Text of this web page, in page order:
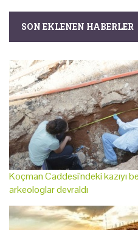
SON EKLENEN HABERLER
Koçman Caddesi'ndeki kazıyı
arkeologlar devraldı